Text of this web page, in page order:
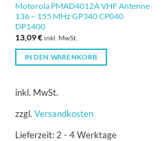
Motorola PMAD4012A VHF Antenne
136 – 155 MHz GP340 CP040
DP1400
13,09€inkl. MwSt.
IN DEN WARENKORB
inkl. MwSt.
zzgl. Versandkosten
Lieferzeit: 2 - 4 Werktage